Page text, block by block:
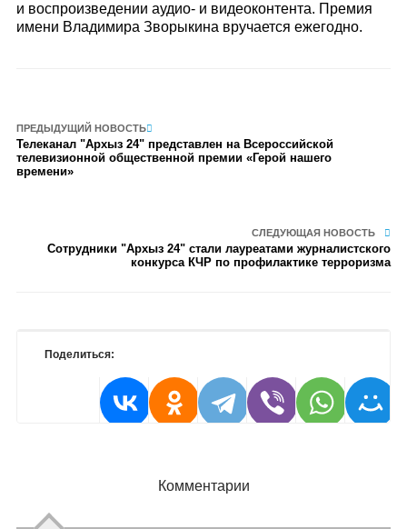
и воспроизведении аудио- и видеоконтента. Премия
имени Владимира Зворыкина вручается ежегодно.
ПРЕДЫДУЩИЙ НОВОСТЬ
Телеканал "Архыз 24" представлен на Всероссийской
телевизионной общественной премии «Герой нашего
времени»
СЛЕДУЮЩАЯ НОВОСТЬ
Сотрудники "Архыз 24" стали лауреатами журналистского
конкурса КЧР по профилактике терроризма
Поделиться:
Комментарии